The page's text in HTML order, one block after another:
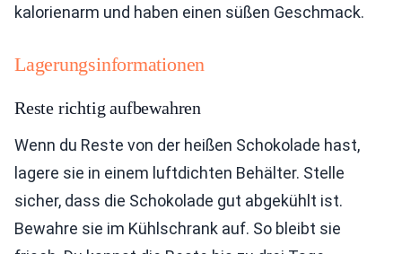
kalorienarm und haben einen süßen Geschmack.
Lagerungsinformationen
Reste richtig aufbewahren
Wenn du Reste von der heißen Schokolade hast,
lagere sie in einem luftdichten Behälter. Stelle
sicher, dass die Schokolade gut abgekühlt ist.
Bewahre sie im Kühlschrank auf. So bleibt sie